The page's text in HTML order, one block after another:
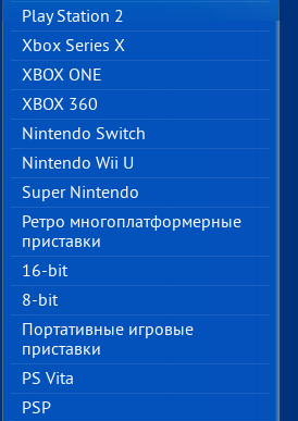
Play Station 2
Хbox Series X
XBOX ONE
XBOX 360
Nintendo Switch
Nintendo Wii U
Super Nintendo
Ретро многоплатформерные
приставки
16-bit
8-bit
Портативные игровые
приставки
PS Vita
PSP